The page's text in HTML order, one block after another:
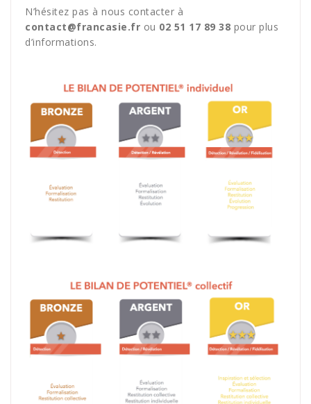
N’hésitez pas à nous contacter à
contact@francasie.fr ou 02 51 17 89 38 pour plus
d’informations.